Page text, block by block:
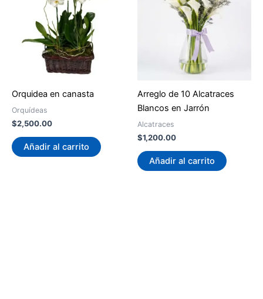
Orquidea en canasta
Orquídeas
$2,500.00
Añadir al carrito
Arreglo de 10 Alcatraces
Blancos en Jarrón
Alcatraces
$1,200.00
Añadir al carrito